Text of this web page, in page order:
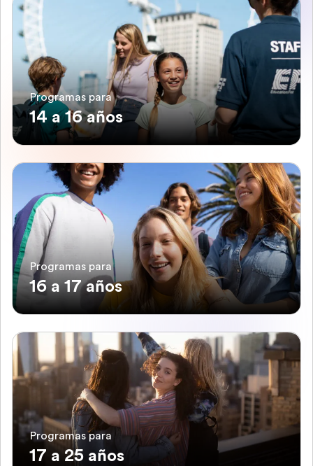
Programas para
14 a 16 años
Programas para
16 a 17 años
Programas para
17 a 25 años